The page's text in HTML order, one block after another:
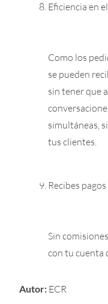
Eficiencia en
Como los
se pueden
sin tener que
simultáneas,
tus clientes.
Recibes
Sin
con tu cuenta
Autor: ECR